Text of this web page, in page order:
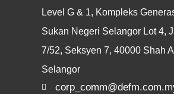
Level G & 1, Kompleks
Sukan Negeri Selangor Lot 4,
7/52, Seksyen 7, 40000 Shah
Selangor